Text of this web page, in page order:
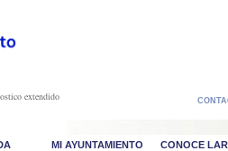
extendido
MI AYUNTAMIENTO CONOCE